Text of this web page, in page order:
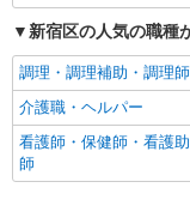
（
含む） ※経験・能力考慮
あ
3
制
当
通
キープ
アルバイト
同じ職種から求人を
アパレル販売
同じ特徴から求人を
未経験歓迎
新宿区の人気の職種
調理・調理補助・調理師
介護職・ヘルパー
看護師・保健師・看護
師